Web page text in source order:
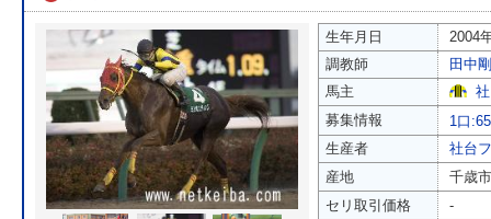
生年月日
2004
調教師
田中剛
馬主
募集情報
1口
生産者
社台
産地
千歳市
セリ取引価格
-